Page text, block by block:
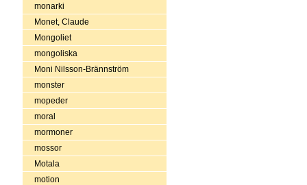
monarki
Monet, Claude
Mongoliet
mongoliska
Moni Nilsson-Brännström
monster
mopeder
moral
mormoner
mossor
Motala
motion